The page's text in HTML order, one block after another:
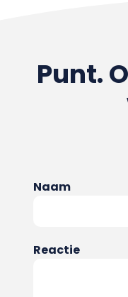
Punt.
Naam
Reactie